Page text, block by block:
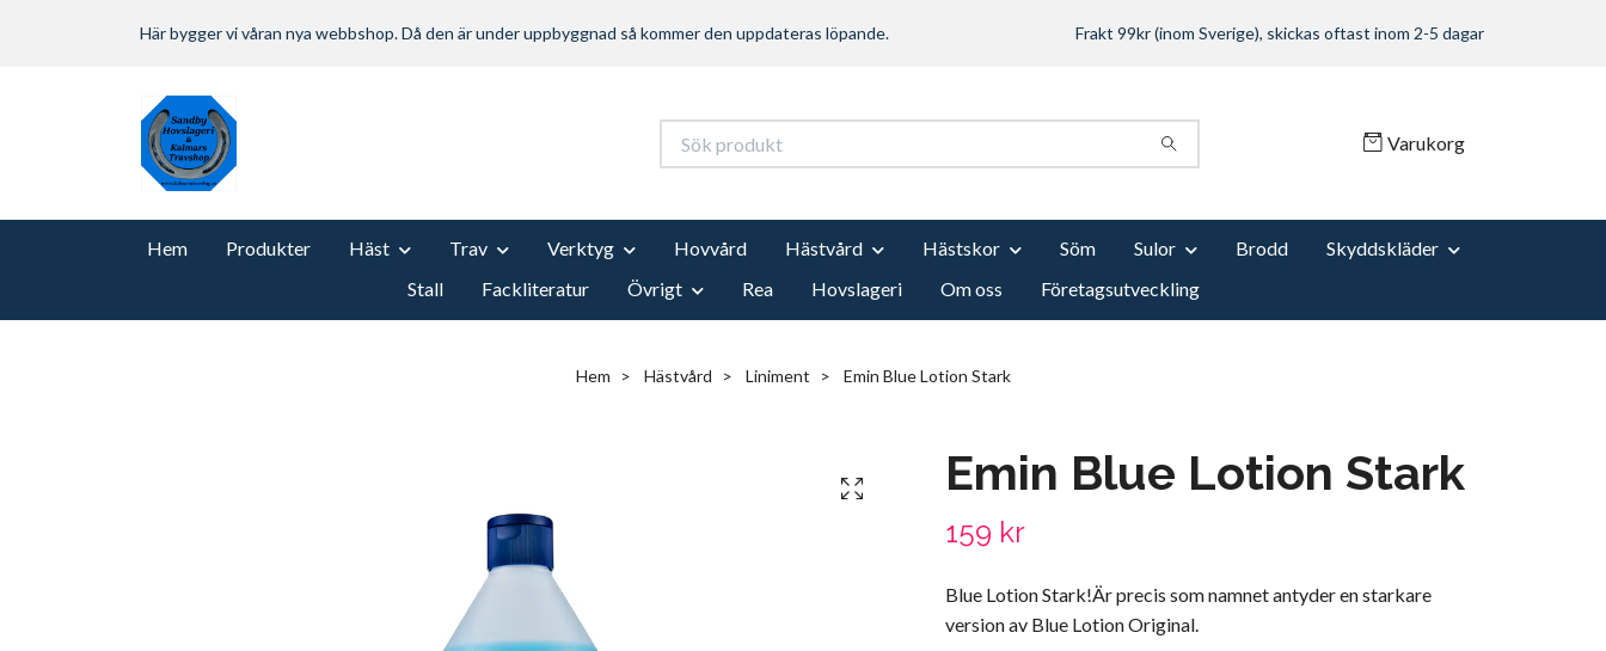
Här bygger vi våran nya webbshop. Då den är under uppbyggnad så kommer den uppdateras löpande. Frakt 99kr (inom Sverige), skickas oftast inom 2-5 dagar
Varukorg
Hem Produkter Häst Trav Verktyg Hovvård Hästvård Hästskor Söm Sulor Brodd
Skyddskläder
Stall
Fackliteratur Övrigt Rea Hovslageri Om oss Företagsutveckling
Hem Hästvård Liniment Emin Blue Lotion Stark
Emin Blue Lotion Stark
159 kr
Blue Lotion Stark!Är precis som namnet antyder en starkare
version av Blue Lotion Original.